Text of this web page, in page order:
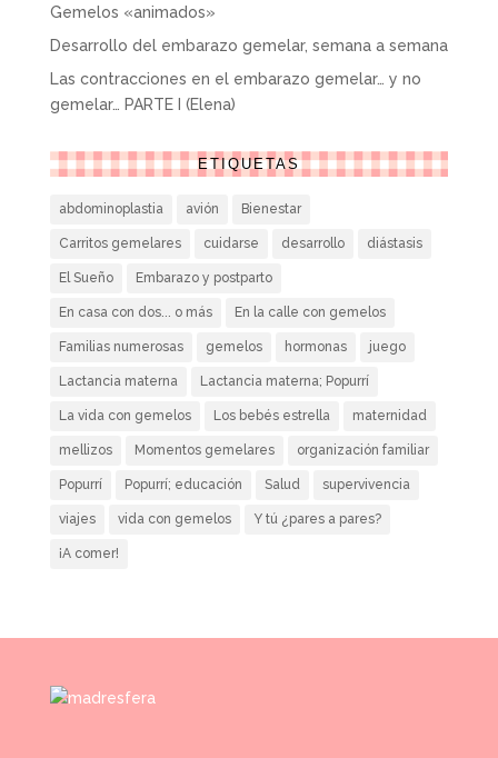
Gemelos «animados»
Desarrollo del embarazo gemelar, semana a semana
Las contracciones en el embarazo gemelar… y no
gemelar… PARTE I (Elena)
ETIQUETAS
abdominoplastia avión Bienestar
Carritos gemelares cuidarse desarrollo diástasis
El Sueño Embarazo y postparto
En casa con dos... o más En la calle con gemelos
Familias numerosas gemelos hormonas juego
Lactancia materna Lactancia materna; Popurrí
La vida con gemelos Los bebés estrella maternidad
mellizos Momentos gemelares organización familiar
Popurrí Popurrí; educación Salud supervivencia
viajes vida con gemelos Y tú ¿pares a pares?
¡A comer!